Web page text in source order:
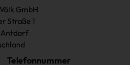
GmbH
Straße 1
Antdorf
Telefonnummer